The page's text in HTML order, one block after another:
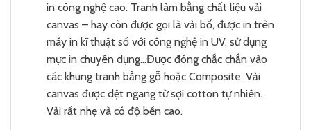
in công nghệ cao. Tranh làm bằng chất liệu vải
canvas – hay còn được gọi là vải bố, được in trên
máy in kĩ thuật số với công nghệ in UV, sử dụng
mực in chuyên dụng…Được đóng chắc chắn vào
các khung tranh bằng gỗ hoặc Composite. Vải
canvas được dệt ngang từ sợi cotton tự nhiên.
Vải rất nhẹ và có độ bền cao.